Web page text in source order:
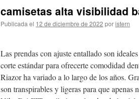
camisetas alta visibilidad
Publicada el 12 de diciembre de 2022 poristern
Las prendas con ajuste entallado son
corte estándar para ofrecerte comodidad
Riazor ha variado a lo largo de los años.
son transpirables y ligeras para que